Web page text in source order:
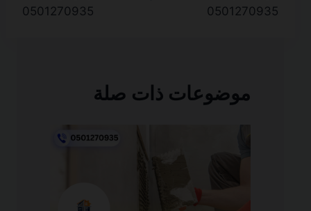
0501270935
0501270935
موضوعات ذات صلة